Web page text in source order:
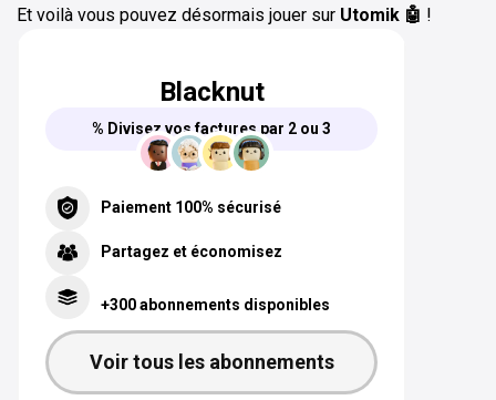
Et voilà vous pouvez désormais jouer sur Utomik 🤖 !
Blacknut
% Divisez vos factures par 2 ou 3
Paiement 100% sécurisé
Partagez et économisez
+300 abonnements disponibles
Voir tous les abonnements